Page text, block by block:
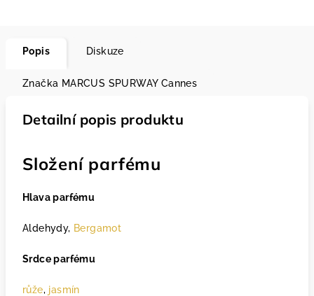
Popis Diskuze
Značka MARCUS SPURWAY Cannes
Detailní popis produktu
Složení parfému
Hlava parfému
Aldehydy, Bergamot
Srdce parfému
růže, jasmín